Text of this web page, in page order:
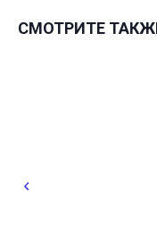
СМОТРИТЕ